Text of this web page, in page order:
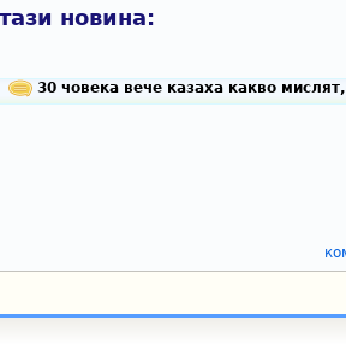
новина:
30 човека вече казаха какво